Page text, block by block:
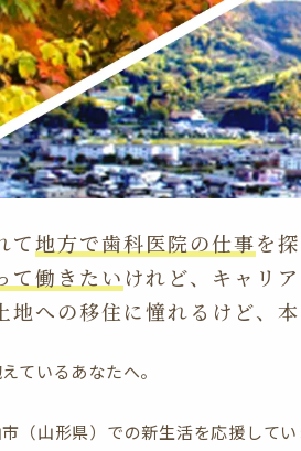
て地方で歯科医院の仕事を
て働きたい けれど、キャリ
地への移住に憧れるけど、
ているあなたへ。
（山形県）での新生活を応援してい